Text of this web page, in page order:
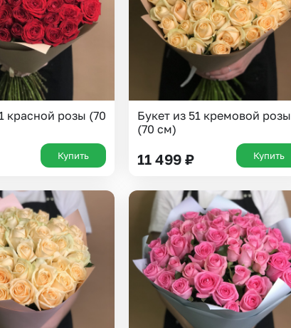
город доставки
из популярных
и МО
Санкт-Петербург
Новгород
Екатеринбург
Омск
Воронеж
красной розы (70
Купить
Букет из 51 кремовой розы
(70 см)
11 499 ₽ Купить